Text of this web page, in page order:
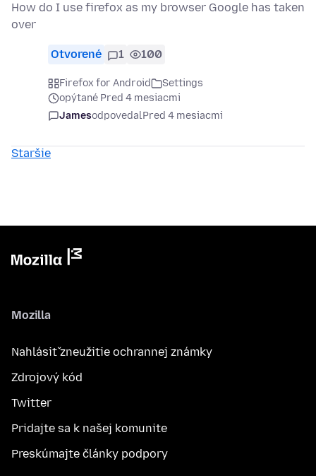
How do I use firefox as my browser Google has taken
over
Otvorené 1 100
Firefox for Android
Settings
opýtané Pred 4 mesiacmi
JamesodpovedalPred 4 mesiacmi
Staršie
Mozilla
Nahlásiť zneužitie ochrannej známky
Zdrojový kód
Twitter
Pridajte sa k našej komunite
Preskúmajte články podpory